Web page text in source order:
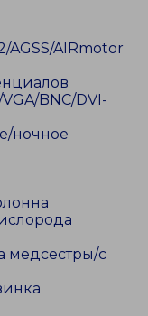
AGSS/AIRmotor
BNC/DVI-
ночное
медсестры/с